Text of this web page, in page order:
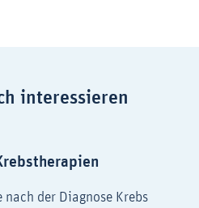
interessieren
der Diagnose Krebs